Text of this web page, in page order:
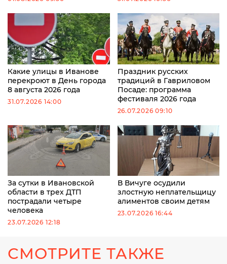
Какие улицы в Иванове
перекроют в День города
8 августа 2026 года
31.07.2026 14:00
Праздник русских
традиций в Гавриловом
Посаде: программа
фестиваля 2026 года
26.07.2026 09:10
За сутки в Ивановской
области в трех ДТП
пострадали четыре
человека
23.07.2026 12:18
В Вичуге осудили
злостную неплательщицу
алиментов своим детям
23.07.2026 16:44
СМОТРИТЕ ТАКЖЕ